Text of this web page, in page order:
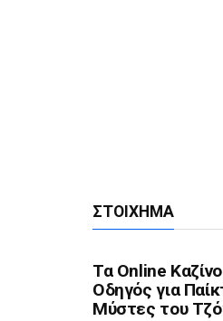
ΣΤΟΊΧΗΜΑ
Τα Online
Οδηγός για
Μύστες του